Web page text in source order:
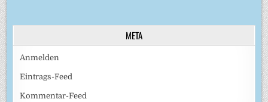
META
Anmelden
Eintrags-Feed
Kommentar-Feed